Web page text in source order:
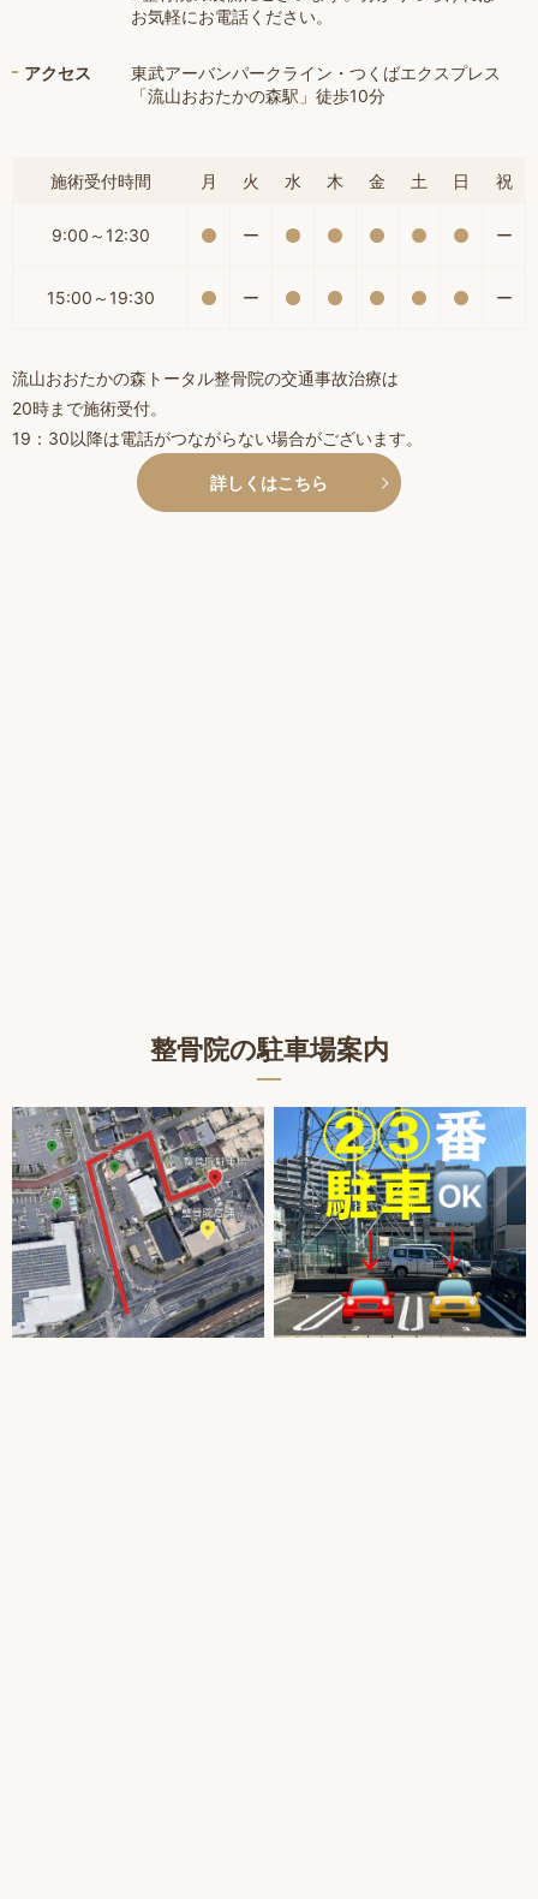
お気軽にお電話ください。
アクセス
東武アーバンパークライン・つくばエクスプレス
「流山おおたかの森駅」徒歩10分
施術受付時間 月 火 水 木 金 土 日 祝
9:00～12:30 ー ー
15:00～19:30 ー ー
流山おおたかの森トータル整骨院の交通事故治療は
20時まで施術受付。
19：30以降は電話がつながらない場合がございます。
詳しくはこちら
整骨院の駐車場案内